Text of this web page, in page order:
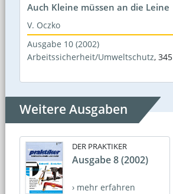
Auch Kleine müssen an die Leine
V. Oczko
Ausgabe 10 (2002)
Arbeitssicherheit/Umweltschutz, 345
Weitere Ausgaben
DER PRAKTIKER
Ausgabe 8 (2002)
› mehr erfahren